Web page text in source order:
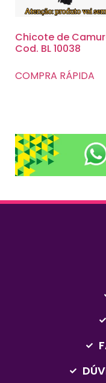
Chicote de
Cod. BL 10038
COMPRA RÁPIDA